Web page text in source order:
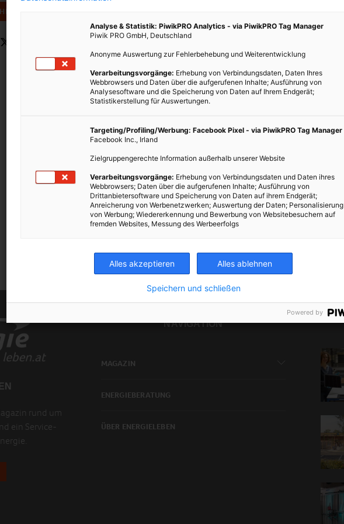
rund um
ein Service-
NAVIGATION
MAGAZIN
ENERGIEBERATUNG
ÜBER ENERGIELEBEN
Analyse & Statistik: PiwikPRO Analytics - via PiwikPRO Tag Manager
Piwik PRO GmbH, Deutschland
Anonyme Auswertung zur Fehlerbehebung und Weiterentwicklung
Verarbeitungsvorgänge: Erhebung von Verbindungsdaten, Daten Ihres
Webbrowsers und Daten über die aufgerufenen Inhalte; Ausführung von
Analysesoftware und die Speicherung von Daten auf Ihrem Endgerät;
Statistikerstellung für Auswertungen.
Targeting/Profiling/Werbung: Facebook Pixel - via PiwikPRO Tag Manager
Facebook Inc., Irland
Zielgruppengerechte Information außerhalb unserer Website
Verarbeitungsvorgänge: Erhebung von Verbindungsdaten und Daten ihres
Webbrowsers; Daten über die aufgerufenen Inhalte; Ausführung von
Drittanbietersoftware und Speicherung von Daten auf ihrem Endgerät;
Anreicherung von Werbenetzwerken; Auswertung der Daten; Personalisierung
von Werbung; Wiedererkennung und Bewerbung von Websitebesuchern auf
fremden Websites, Messung des Werbeerfolgs
Alles akzeptieren Alles ablehnen
Speichern und schließen
Powered by